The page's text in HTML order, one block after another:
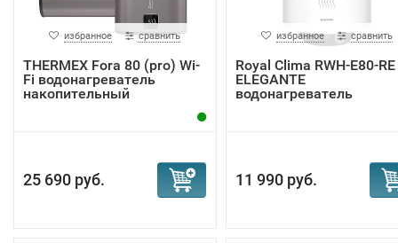
избранное сравнить
THERMEX Fora 80 (pro) Wi-
Fi водонагреватель
накопительный
25 690 руб.
избранное сравнить
Royal Clima RWH-E80-RE
ELEGANTE
водонагреватель
11 990 руб.